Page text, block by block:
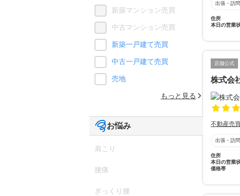
出張・訪
住所
本日の営業
店舗公式
株式会
不動産売買
出張・訪
住所
本日の営業
価格帯
新築マンション売買
中古マンション売買
新築一戸建て売買
中古一戸建て売買
売地
もっと見る
お悩み
肩こり
腰痛
ぎっくり腰